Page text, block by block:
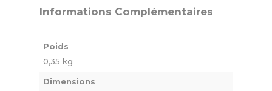
Informations Complémentaires
Poids
0,35 kg
Dimensions